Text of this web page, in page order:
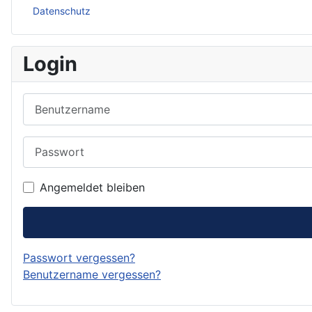
Datenschutz
Login
Angemeldet bleiben
Passwort vergessen?
Benutzername vergessen?